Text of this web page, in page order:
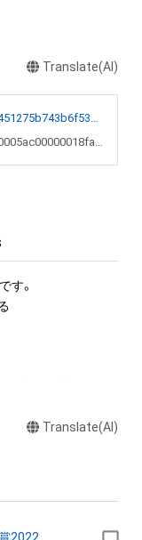
Translate(AI)
0xb30fc2d754c88c451275b743b6f530f19f643683
0x000000000001000005ac00000018fae2
す。
匠権その他の知的財
その管理委託を受
る創作物にかかる
Translate(AI)